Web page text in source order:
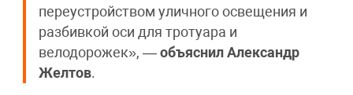
переустройством уличного освещения и
разбивкой оси для тротуара и
велодорожек», — объяснил Александр
Желтов.